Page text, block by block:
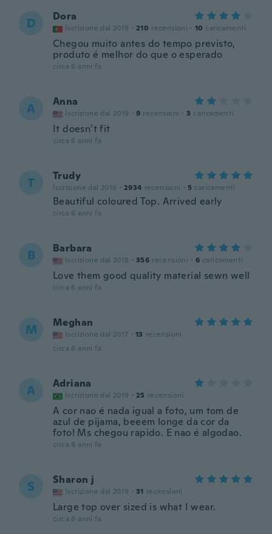
D Dora
Iscrizione dal 2019 · 210 recensioni · 10 caricamenti
Chegou muito antes do tempo previsto,
produto é melhor do que o esperado
circa 6 anni fa
A Anna
Iscrizione dal 2019 · 9 recensioni · 3 caricamenti
It doesn’t fit
circa 6 anni fa
T Trudy
Iscrizione dal 2016 · 2934 recensioni · 5 caricamenti
Beautiful coloured Top. Arrived early
circa 6 anni fa
B Barbara
Iscrizione dal 2018 · 356 recensioni · 6 caricamenti
Love them good quality material sewn well
circa 6 anni fa
M Meghan
Iscrizione dal 2017 · 13 recensioni
circa 6 anni fa
A Adriana
Iscrizione dal 2019 · 25 recensioni
A cor nao é nada igual a foto, um tom de
azul de pijama, beeem longe da cor da
foto! Ms chegou rapido. E nao é algodao.
circa 6 anni fa
S Sharon j
Iscrizione dal 2019 · 31 recensioni
Large top over sized is what I wear.
circa 6 anni fa